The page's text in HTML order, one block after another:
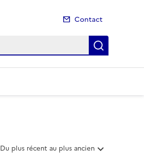
Contact
T
Du plus récent au plus ancien